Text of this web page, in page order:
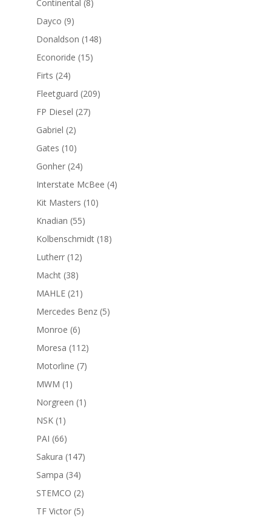
Continental 8
Dayco 99
productos
Donaldson 148148
Econoride 1515
Firts 2424
productos
Fleetguard 209209
FP Diesel 2727
Gabriel 22
productos
Gates 1010
productos
Gonher 2424
productos
Interstate McBee 44
Kit Masters 1010
Knadian 5555
productos
Kolbenschmidt 1818
Lutherr 1212
Macht 3838
productos
MAHLE 21 21
productos
Mercedes Benz 55
Monroe 66
productos
Moresa 112112
productos
Motorline 77
MWM 1 1
producto
Norgreen 1 1
NSK 1 1
producto
PAI 6666
productos
Sakura 147147
Sampa 3434
productos
STEMCO 22
productos
TF Victor 55